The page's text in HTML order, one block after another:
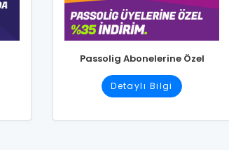
Passolig Abonelerine Özel
Detaylı Bilgi